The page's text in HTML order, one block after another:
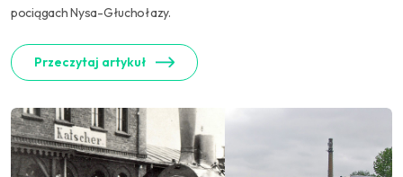
pociągach Nysa-Głuchołazy.
Przeczytaj artykuł